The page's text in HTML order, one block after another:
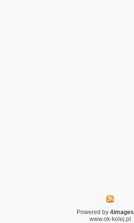
Powered by 4images
www.ok-kolej.pl